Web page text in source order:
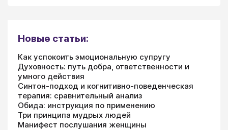
Новые статьи:
Как успокоить эмоциональную супругу
Духовность: путь добра, ответственности и
умного действия
Синтон-подход и когнитивно-поведенческая
терапия: сравнительный анализ
Обида: инструкция по применению
Три принципа мудрых людей
Манифест послушания женщины